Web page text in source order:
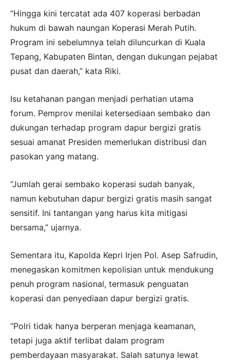
“Hingga kini tercatat ada 407 koperasi berbadan
hukum di bawah naungan Koperasi Merah Putih.
Program ini sebelumnya telah diluncurkan di Kuala
Tepang, Kabupaten Bintan, dengan dukungan pejabat
pusat dan daerah,” kata Riki.
Isu ketahanan pangan menjadi perhatian utama
forum. Pemprov menilai ketersediaan sembako dan
dukungan terhadap program dapur bergizi gratis
sesuai amanat Presiden memerlukan distribusi dan
pasokan yang matang.
“Jumlah gerai sembako koperasi sudah banyak,
namun kebutuhan dapur bergizi gratis masih sangat
sensitif. Ini tantangan yang harus kita mitigasi
bersama,” ujarnya.
Sementara itu, Kapolda Kepri Irjen Pol. Asep Safrudin,
menegaskan komitmen kepolisian untuk mendukung
penuh program nasional, termasuk penguatan
koperasi dan penyediaan dapur bergizi gratis.
“Polri tidak hanya berperan menjaga keamanan,
tetapi juga aktif terlibat dalam program
pemberdayaan masyarakat. Salah satunya lewat